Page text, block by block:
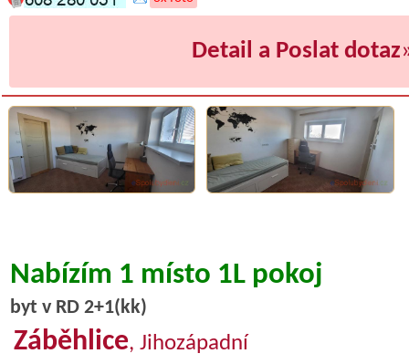
Detail a Poslat dotaz
Nabízím 1 místo 1L pokoj
byt v RD 2+1(kk)
Záběhlice, Jihozápadní